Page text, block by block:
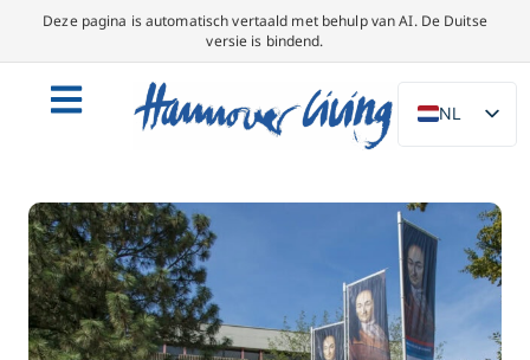
Deze pagina is automatisch vertaald met behulp van AI. De Duitse
versie is bindend.
NL
DE
ES
IT
DA